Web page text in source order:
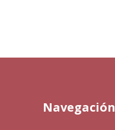
Navegación